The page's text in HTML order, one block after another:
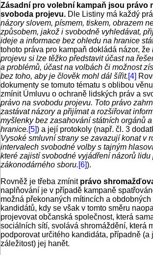
Zásadní pro volební kampaň jsou právo
svoboda projevu. Dle Listiny má každý
názory slovem, písmem, tiskem, obrazem
způsobem, jakož i svobodně vyhledávat,
ideje a informace bez ohledu na hranice
tohoto práva pro kampaň dokládá názor, že
projevu si lze těžko představit účast na
a problémů, účast na volbách či možnost
bez toho, aby je člověk mohl dál šířit.[4]
dokumenty se tomuto tématu s oblibou
zmínit Úmluvu o ochraně lidských práv a
právo na svobodu projevu. Toto právo
zastávat názory a přijímat a rozšiřovat
myšlenky bez zasahování státních orgánů
hranice.[5]) a její protokoly (např. čl. 3
Vysoké smluvní strany se zavazují konat v
intervalech svobodné volby s tajným
které zajistí svobodné vyjádření názorů lidu
zákonodárného sboru.[6]).
Rovněž je třeba zmínit právo
naplňování je v případě kampaně
možná překonaných mítincích a
kandidátů, kdy se však v tomto směru
projevovat občanská společnost, která
sociálních sítí, svolává shromáždění, která
podporovat určitého kandidáta, případně (a
záležitost) jej hanět.